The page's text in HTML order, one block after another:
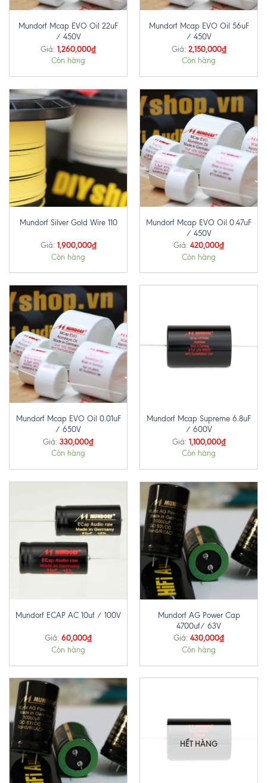
Mundorf Mcap EVO Oil 22uF
/ 450V
Giá: 1,260,000₫
Còn hàng
Mundorf Mcap EVO Oil 56uF
/ 450V
Giá: 2,150,000₫
Còn hàng
Mundorf Silver Gold Wire 110
Giá: 1,900,000₫
Còn hàng
Mundorf Mcap EVO Oil 0.47uF
/ 450V
Giá: 420,000₫
Còn hàng
Mundorf Mcap EVO Oil 0.01uF
/ 650V
Giá: 330,000₫
Còn hàng
Mundorf Mcap Supreme 6.8uF
/ 600V
Giá: 1,100,000₫
Còn hàng
Mundorf ECAP AC 10uf / 100V
Giá: 60,000₫
Còn hàng
Mundorf AG Power Cap
4700uf/ 63V
Giá: 430,000₫
Còn hàng
HẾT HÀNG